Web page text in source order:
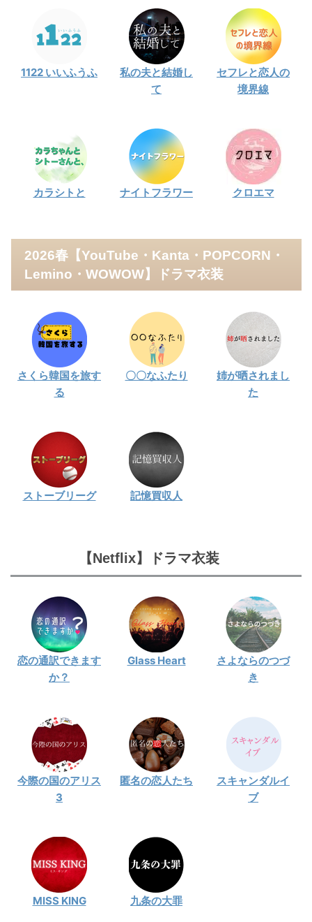
1122 いいふうふ
私の夫と結婚し
て
セフレと恋人の
境界線
カラシトと ナイトフラワー クロエマ
2026春【YouTube・Kanta・POPCORN・
Lemino・WOWOW】ドラマ衣装
さくら韓国を旅す
る
〇〇なふたり
姉が晒されまし
た
ストーブリーグ 記憶買収人
【Netflix】ドラマ衣装
恋の通訳できます
か？
Glass Heart
さよならのつづ
き
今際の国のアリス
3
匿名の恋人たち
スキャンダルイ
ブ
MISS KING 九条の大罪